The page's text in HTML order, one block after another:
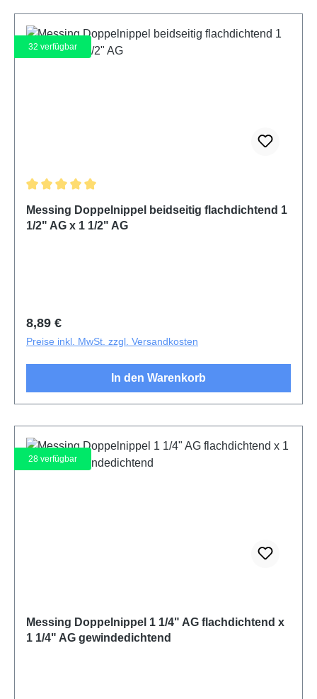
32 verfügbar
Messing Doppelnippel beidseitig flachdichtend 1
1/2" AG x 1 1/2" AG
Regulärer Preis:
8,89 €
Preise inkl. MwSt. zzgl. Versandkosten
In den Warenkorb
28 verfügbar
Messing Doppelnippel 1 1/4" AG flachdichtend x
1 1/4" AG gewindedichtend